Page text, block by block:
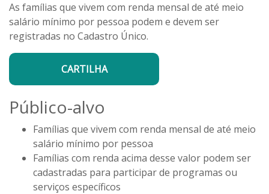
As famílias que vivem com renda mensal de até meio
salário mínimo por pessoa podem e devem ser
registradas no Cadastro Único.
CARTILHA
Público-alvo
Famílias que vivem com renda mensal de até meio
salário mínimo por pessoa
Famílias com renda acima desse valor podem ser
cadastradas para participar de programas ou
serviços específicos